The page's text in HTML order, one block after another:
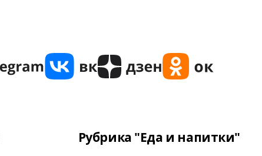
Рубрика "Еда и напитки"